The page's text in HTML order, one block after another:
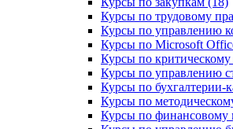
Курсы по трудовому
Курсы по управлению
Курсы по Microsoft
Курсы по
Курсы по управлению
Курсы по бухгалтерии-
Курсы по
Курсы по финансовому